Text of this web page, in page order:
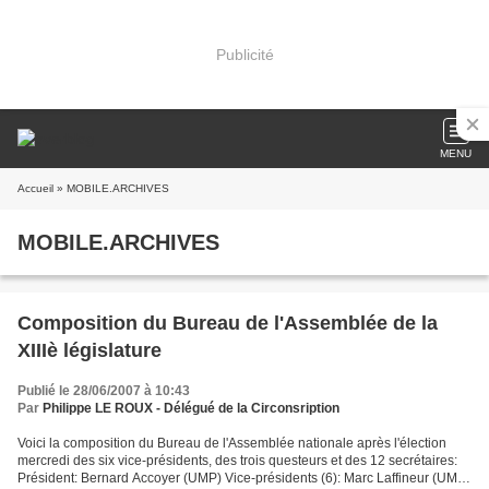
Publicité
MENU
Accueil » MOBILE.ARCHIVES
MOBILE.ARCHIVES
Composition du Bureau de l'Assemblée de la
XIIIè législature
Publié le 28/06/2007 à 10:43
Par Philippe LE ROUX - Délégué de la Circonsription
Voici la composition du Bureau de l'Assemblée nationale après l'élection
mercredi des six vice-présidents, des trois questeurs et des 12 secrétaires:
Président: Bernard Accoyer (UMP) Vice-présidents (6): Marc Laffineur (UMP)